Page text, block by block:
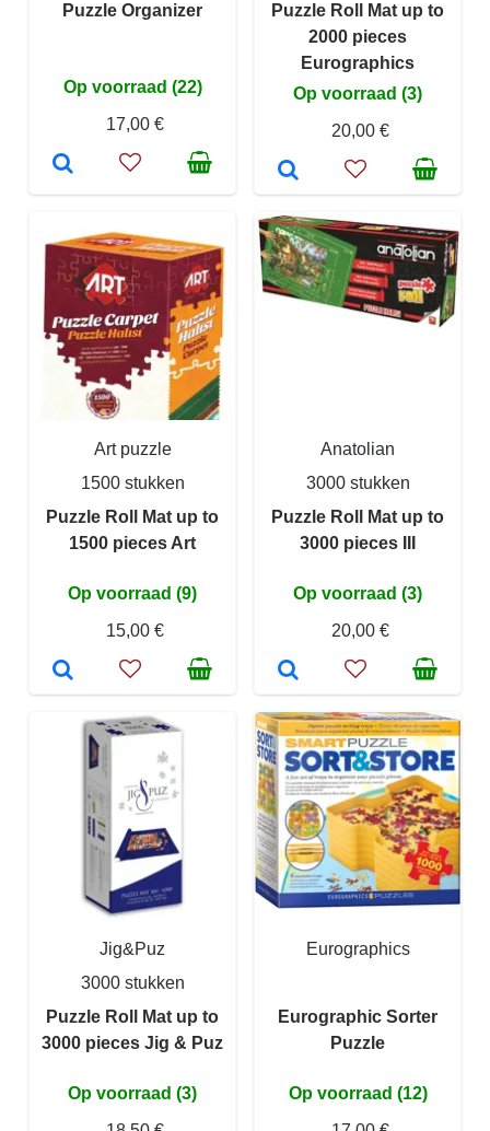
Puzzle Organizer
Op voorraad (22)
17,00 €
Puzzle Roll Mat up to
2000 pieces
Eurographics
Op voorraad (3)
20,00 €
Art puzzle
1500 stukken
Puzzle Roll Mat up to
1500 pieces Art
Op voorraad (9)
15,00 €
Anatolian
3000 stukken
Puzzle Roll Mat up to
3000 pieces III
Op voorraad (3)
20,00 €
Jig&Puz
3000 stukken
Puzzle Roll Mat up to
3000 pieces Jig & Puz
Op voorraad (3)
Eurographics
Eurographic Sorter
Puzzle
Op voorraad (12)